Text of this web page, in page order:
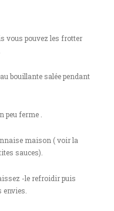
vous pouvez les frotter
bouillante salée pendant
ferme .
maison ( voir la
sauces).
-le refroidir puis